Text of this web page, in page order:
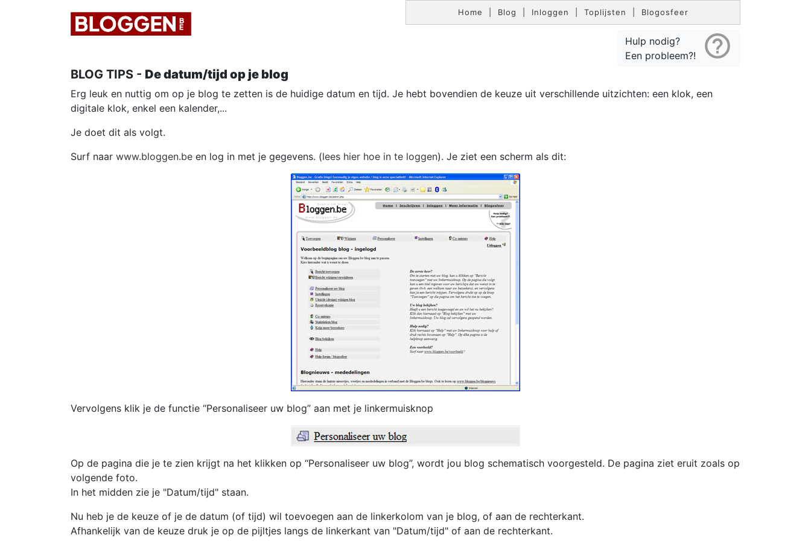
Home Blog Inloggen Toplijsten Blogosfeer
help_outline
Hulp nodig?
Een probleem?!
BLOG TIPS - De datum/tijd op je blog
Erg leuk en nuttig om op je blog te zetten is de huidige datum en tijd. Je hebt bovendien de keuze uit verschillende uitzichten: een klok, een
digitale klok, enkel een kalender,...
Je doet dit als volgt.
Surf naar www.bloggen.be en log in met je gegevens. (lees hier hoe in te loggen). Je ziet een scherm als dit:
Vervolgens klik je de functie “Personaliseer uw blog” aan met je linkermuisknop
Op de pagina die je te zien krijgt na het klikken op “Personaliseer uw blog”, wordt jou blog schematisch voorgesteld. De pagina ziet eruit zoals op
volgende foto.
In het midden zie je "Datum/tijd" staan.
Nu heb je de keuze of je de datum (of tijd) wil toevoegen aan de linkerkolom van je blog, of aan de rechterkant.
Afhankelijk van de keuze druk je op de pijltjes langs de linkerkant van "Datum/tijd" of aan de rechterkant.